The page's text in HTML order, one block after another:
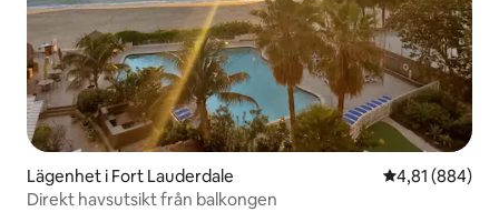
Lägenhet i Fort Lauderdale 4,81 av 5 i
4,81 (884)
Direkt havsutsikt från balkongen